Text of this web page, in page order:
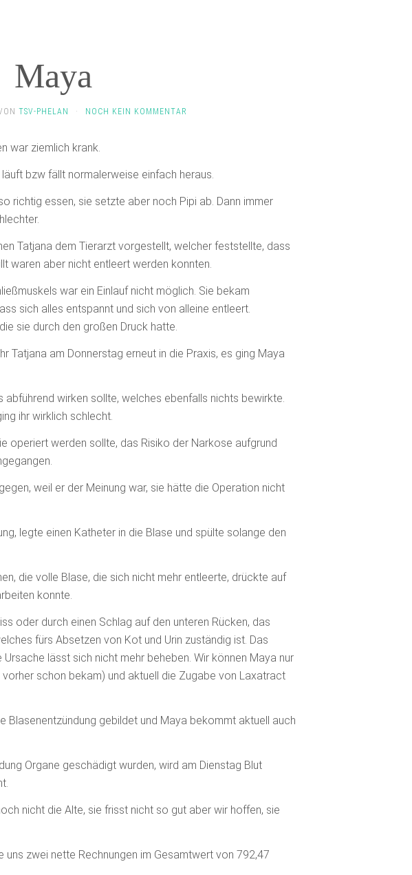
Maya
TSV-PHELAN · NOCH KEIN KOMMENTAR
war ziemlich krank.
bzw fällt normalerweise einfach heraus.
richtig essen, sie setzte aber noch Pipi ab. Dann immer
Tatjana dem Tierarzt vorgestellt, welcher feststellte, dass
waren aber nicht entleert werden konnten.
war ein Einlauf nicht möglich. Sie bekam
sich alles entspannt und sich von alleine entleert.
sie durch den großen Druck hatte.
Tatjana am Donnerstag erneut in die Praxis, es ging Maya
wirken sollte, welches ebenfalls nichts bewirkte.
ihr wirklich schlecht.
operiert werden sollte, das Risiko der Narkose aufgrund
weil er der Meinung war, sie hätte die Operation nicht
legte einen Katheter in die Blase und spülte solange den
die volle Blase, die sich nicht mehr entleerte, drückte auf
konnte.
oder durch einen Schlag auf den unteren Rücken, das
fürs Absetzen von Kot und Urin zuständig ist. Das
lässt sich nicht mehr beheben. Wir können Maya nur
schon bekam) und aktuell die Zugabe von Laxatract
Blasenentzündung gebildet und Maya bekommt aktuell auch
Organe geschädigt wurden, wird am Dienstag Blut
nicht die Alte, sie frisst nicht so gut aber wir hoffen, sie
zwei nette Rechnungen im Gesamtwert von 792,47